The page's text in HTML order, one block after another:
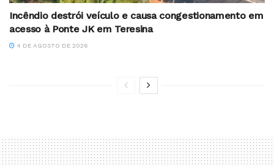
Incêndio destrói veículo e causa congestionamento em
acesso à Ponte JK em Teresina
4 DE AGOSTO DE 2026